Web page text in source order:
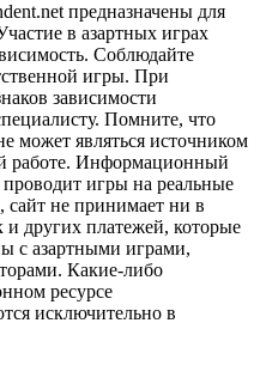
предназначены для
в азартных играх
Соблюдайте
игры. При
зависимости
Помните, что
может являться источником
работе. Информационный
проводит игры на реальные
сайт не принимает ни в
и других платежей, которые
с азартными играми,
Какие-либо
ресурсе
исключительно в